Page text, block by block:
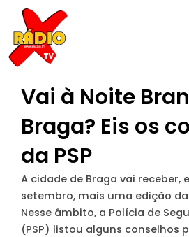
content
Vai à Noite
Braga? Eis os
da PSP
A cidade de Braga vai receber,
setembro, mais uma edição
Nesse âmbito, a Polícia de
(PSP) listou alguns conselhos